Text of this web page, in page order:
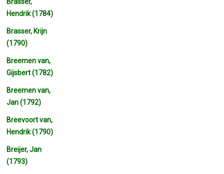
Hendrik (1784)
Brasser, Krijn
(1790)
Breemen van,
Gijsbert (1782)
Breemen van,
Jan (1792)
Breevoort van,
Hendrik (1790)
Breijer, Jan
(1793)